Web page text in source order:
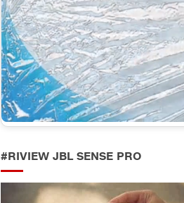
#RIVIEW JBL SENSE PRO